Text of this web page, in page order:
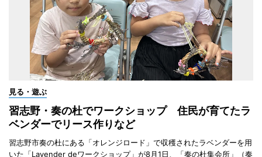
見る・遊ぶ
習志野・奏の杜でワークショップ 住民が育てたラ
ベンダーでリース作りなど
習志野市奏の杜にある「オレンジロード」で収穫されたラベンダーを用
いた「Lavender deワークショップ」が8月1日、「奏の杜集会所」（奏